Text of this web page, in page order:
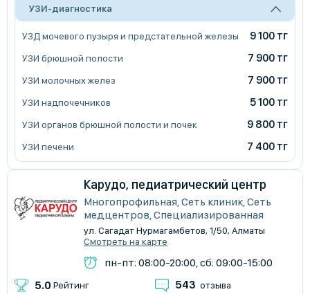
УЗИ-диагностика
УЗД мочевого пузыря и предстательной железы 9 100 тг
УЗИ брюшной полости 7 900 тг
УЗИ молочных желез 7 900 тг
УЗИ надпочечников 5 100 тг
УЗИ органов брюшной полости и почек 9 800 тг
УЗИ печени 7 400 тг
Карудо, педиатрический центр
Многопрофильная, Сеть клиник, Сеть
медцентров, Специализированная
ул. Сагадат Нурмагамбетов, 1/50, Алматы
Смотреть на карте
пн-пт: 08:00-20:00, сб: 09:00-15:00
5.0 Рейтинг 543 отзыва